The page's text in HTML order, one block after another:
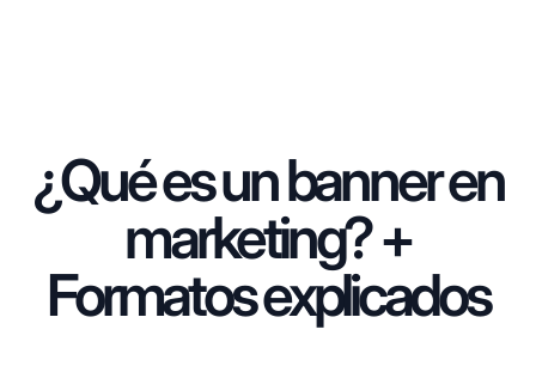
¿Qué es un banner en
marketing? +
Formatos explicados